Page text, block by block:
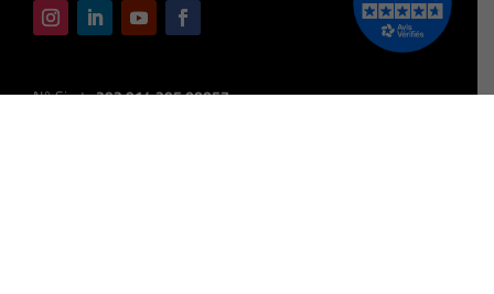
N° Siret :393 914 395 00057